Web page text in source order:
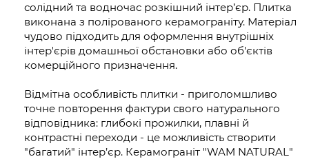
солідний та водночас розкішний інтер’єр. Плитка
виконана з полірованого керамограніту. Матеріал
чудово підходить для оформлення внутрішніх
інтер'єрів домашньої обстановки або об'єктів
комерційного призначення.
Відмітна особливість плитки - приголомшливо
точне повторення фактури свого натурального
відповідника: глибокі прожилки, плавні й
контрастні переходи - це можливість створити
"багатий" інтер’єр. Керамограніт "WAM NATURAL"